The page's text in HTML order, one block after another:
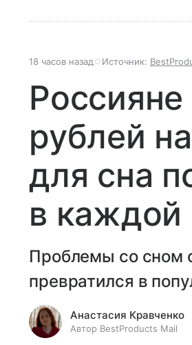
18 часов назад Источник:
рублей
для сна
в каждой
Проблемы со сном
превратился в
Анастасия Кравченко
Автор BestProducts Mail